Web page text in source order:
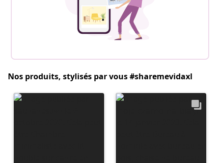
Nos produits, stylisés par vous #sharemevidaxl